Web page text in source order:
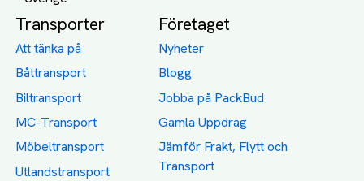
Transporter
Att tänka på
Båttransport
Biltransport
MC-Transport
Möbeltransport
Utlandstransport
Företaget
Nyheter
Blogg
Jobba på PackBud
Gamla Uppdrag
Jämför Frakt, Flytt och
Transport